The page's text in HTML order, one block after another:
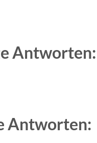
Antworten:
Antworten: